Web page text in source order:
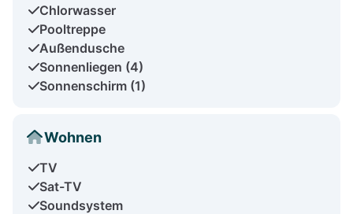
Chlorwasser
Pooltreppe
Außendusche
Sonnenliegen (4)
Sonnenschirm (1)
Wohnen
TV
Sat-TV
Soundsystem